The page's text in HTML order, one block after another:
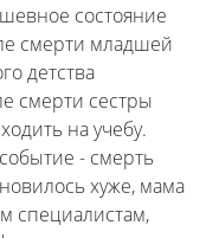
состояние
смерти младшей
детства
смерти сестры
на учебу.
- смерть
хуже, мама
специалистам,